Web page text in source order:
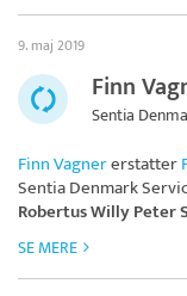
9. maj 2019
Finn
Sentia
Finn Vagnererstatter
Sentia Denmark
Robertus Willy Peter
SE MERE